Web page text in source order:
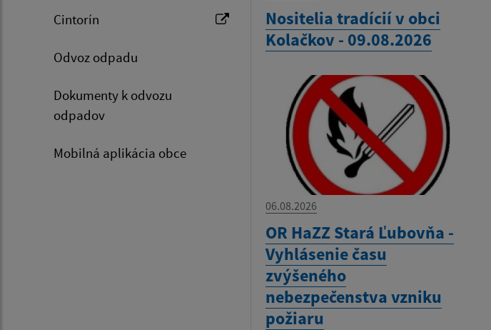
Cintorín
Odvoz odpadu
Dokumenty k odvozu
odpadov
Mobilná aplikácia obce
Nositelia tradícií v obci
Kolačkov - 09.08.2026
06.08.2026
OR HaZZ Stará Ľubovňa -
Vyhlásenie času
zvýšeného
nebezpečenstva vzniku
požiaru